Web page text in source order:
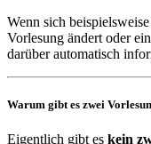
Wenn sich
Vorlesung ändert oder
darüber automatisch
Warum gibt es zwei
Eigentlich gibt es kein